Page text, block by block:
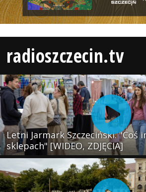
radioszczecin.tv
Letni Jarmark Szczeciński. "Coś
sklepach" [WIDEO, ZDJĘCIA]